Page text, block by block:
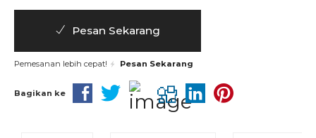
Pesan Sekarang
Pemesanan lebih cepat! Pesan Sekarang
Bagikan ke